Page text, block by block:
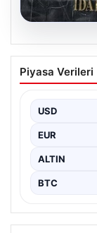
05.08.2026
Merkez
Tarih,
Kurulu, nisan
toplanıyor.…
Piyasa Verileri
USD
EUR
ALTIN
BTC